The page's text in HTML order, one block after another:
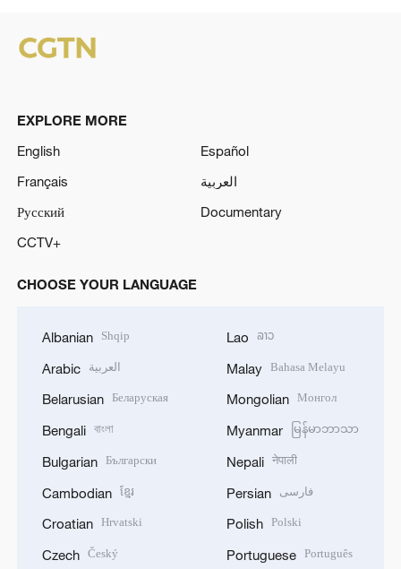
EXPLORE MORE
English
Español
Français
العربية
Русский
Documentary
CCTV+
CHOOSE YOUR LANGUAGE
Albanian Shqip
Arabic العربية
Belarusian Беларуская
Bengali বাংলা
Bulgarian Български
Cambodian ខ្មែរ
Croatian Hrvatski
Czech Český
Lao ລາວ
Malay Bahasa Melayu
Mongolian Монгол
Myanmar မြန်မာဘာသာ
Nepali नेपाली
Persian فارسی
Polish Polski
Portuguese Português